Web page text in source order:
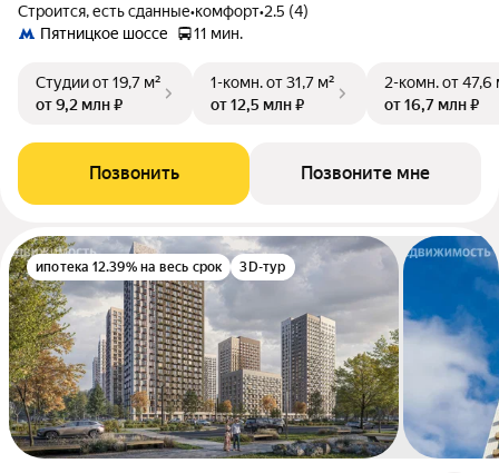
Строится, есть сданные•комфорт•2.5 (4)
Пятницкое шоссе
11 мин.
Студииот 19,7 м²
от 9,2 млн ₽
1-комн.от 31,7 м²
от 12,5 млн ₽
2-комн.от 47,6
от 16,7 млн ₽
Позвонить Позвоните мне
ипотека 12.39% на весь срок 3D-тур